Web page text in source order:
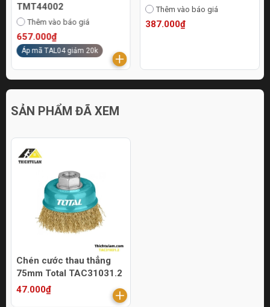
TMT44002
Thêm vào báo giá
657.000₫
Áp mã TAL04 giảm 20k
Thêm vào báo giá
387.000₫
SẢN PHẨM ĐÃ XEM
Chén cước thau thẳng
75mm Total TAC31031.2
47.000₫